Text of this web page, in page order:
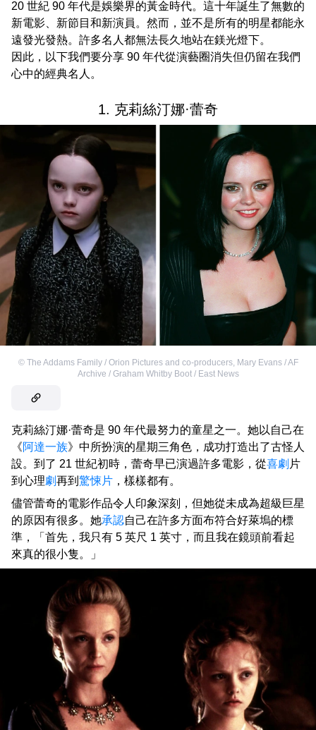
20 世紀 90 年代是娛樂界的黃金時代。這十年誕生了無數的
新電影、新節目和新演員。然而，並不是所有的明星都能永
遠發光發熱。許多名人都無法長久地站在鎂光燈下。
因此，以下我們要分享 90 年代從演藝圈消失但仍留在我們
心中的經典名人。
1. 克莉絲汀娜·蕾奇
© The Addams Family / Orion Pictures and co-producers, Mary Evans / AF
Archive / Graham Whitby Boot / East News
克莉絲汀娜·蕾奇是 90 年代最努力的童星之一。她以自己在
《阿達一族》中所扮演的星期三角色，成功打造出了古怪人
設。到了 21 世紀初時，蕾奇早已演過許多電影，從喜劇 片
到心理劇再到 驚悚片 ，樣樣都有。
儘管蕾奇的電影作品令人印象深刻，但她從未成為超級巨星
的原因有很多。她承認自己在許多方面布符合好萊塢的標
準，「首先，我只有 5 英尺 1 英寸，而且我在鏡頭前看起
來真的很小隻。」